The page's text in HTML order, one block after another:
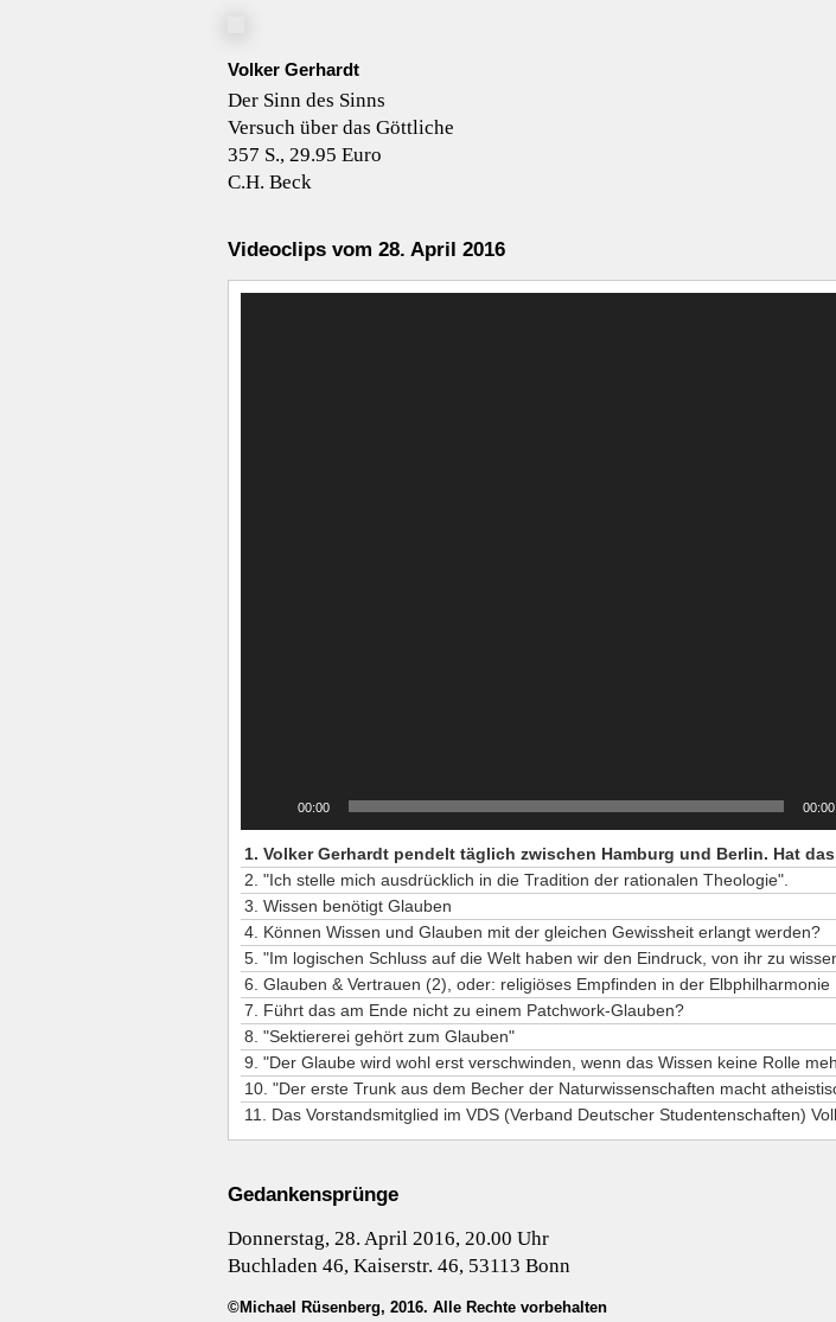
Volker Gerhardt
Der Sinn des Sinns
Versuch über das Göttliche
357 S., 29.95 Euro
C.H. Beck
Videoclips vom 28. April 2016
00:00 00:00
2. "Ich stelle mich ausdrücklich in die Tradition der rationalen Theologie".
3. Wissen benötigt Glauben
4. Können Wissen und Glauben mit der gleichen Gewissheit erlangt werden?
6. Glauben & Vertrauen (2), oder: religiöses Empfinden in der Elbphilharmonie
7. Führt das am Ende nicht zu einem Patchwork-Glauben?
8. "Sektiererei gehört zum Glauben"
Gedankensprünge
Donnerstag, 28. April 2016, 20.00 Uhr
Buchladen 46, Kaiserstr. 46, 53113 Bonn
©Michael Rüsenberg, 2016. Alle Rechte vorbehalten